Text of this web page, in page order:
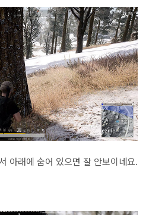
아래에 숨어 있으면 잘 안보이네요.